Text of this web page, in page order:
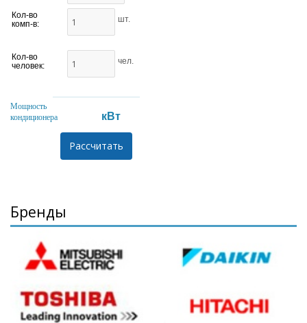
Кол-во
комп-в:
шт.
Кол-во
человек:
чел.
Мощность
кондиционера
кВт
Бренды